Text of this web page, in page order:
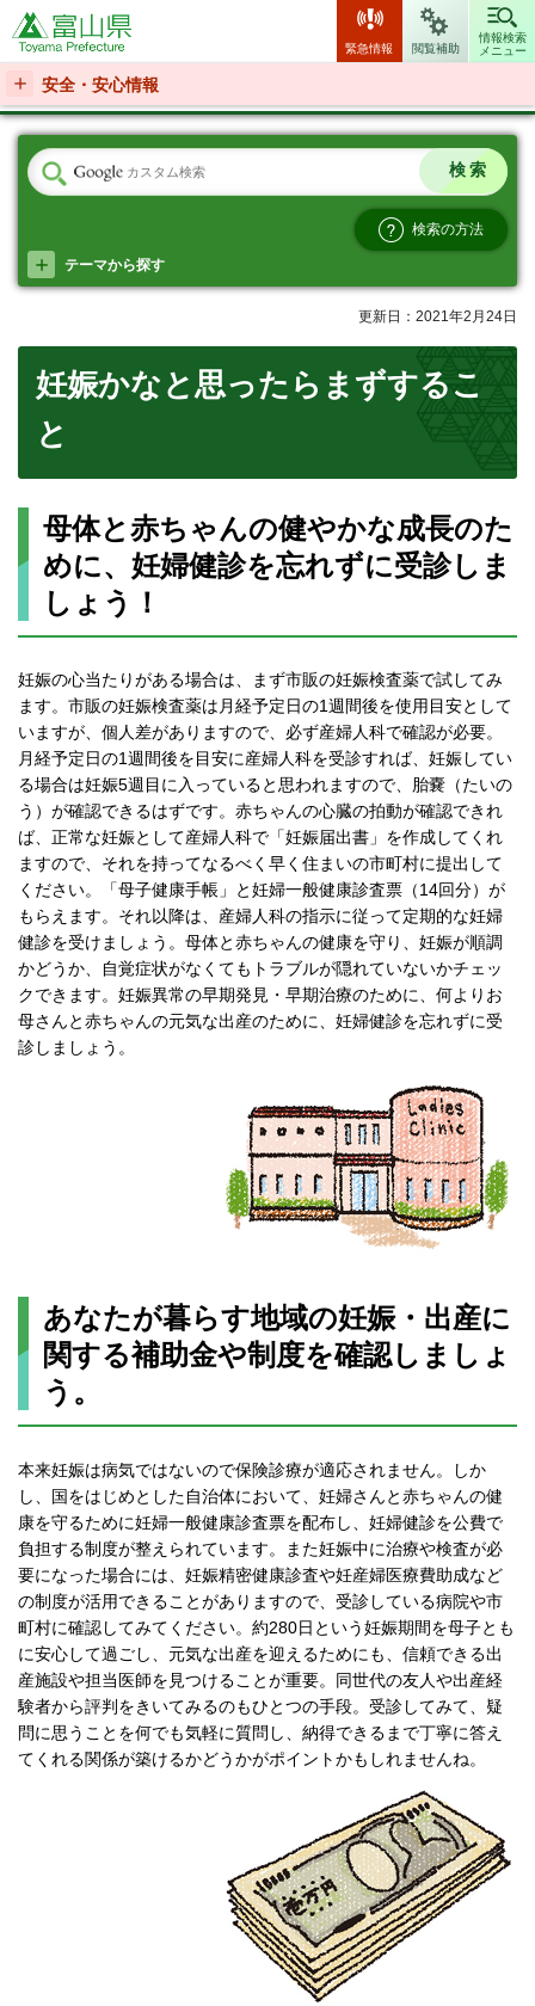
富山県
緊急情報 閲覧補助
情報検索
メニュー
安全・安心情報
検索の方法
テーマから探す
更新日：2021年2月24日
妊娠かなと思ったらまずするこ
と
母体と赤ちゃんの健やかな成長のた
めに、妊婦健診を忘れずに受診しま
しょう！
妊娠の心当たりがある場合は、まず市販の妊娠検査薬で試してみ
ます。市販の妊娠検査薬は月経予定日の1週間後を使用目安として
いますが、個人差がありますので、必ず産婦人科で確認が必要。
月経予定日の1週間後を目安に産婦人科を受診すれば、妊娠してい
る場合は妊娠5週目に入っていると思われますので、胎嚢（たいの
う）が確認できるはずです。赤ちゃんの心臓の拍動が確認できれ
ば、正常な妊娠として産婦人科で「妊娠届出書」を作成してくれ
ますので、それを持ってなるべく早く住まいの市町村に提出して
ください。「母子健康手帳」と妊婦一般健康診査票（14回分）が
もらえます。それ以降は、産婦人科の指示に従って定期的な妊婦
健診を受けましょう。母体と赤ちゃんの健康を守り、妊娠が順調
かどうか、自覚症状がなくてもトラブルが隠れていないかチェッ
クできます。妊娠異常の早期発見・早期治療のために、何よりお
母さんと赤ちゃんの元気な出産のために、妊婦健診を忘れずに受
診しましょう。
あなたが暮らす地域の妊娠・出産に
関する補助金や制度を確認しましょ
う。
本来妊娠は病気ではないので保険診療が適応されません。しか
し、国をはじめとした自治体において、妊婦さんと赤ちゃんの健
康を守るために妊婦一般健康診査票を配布し、妊婦健診を公費で
負担する制度が整えられています。また妊娠中に治療や検査が必
要になった場合には、妊娠精密健康診査や妊産婦医療費助成など
の制度が活用できることがありますので、受診している病院や市
町村に確認してみてください。約280日という妊娠期間を母子とも
に安心して過ごし、元気な出産を迎えるためにも、信頼できる出
産施設や担当医師を見つけることが重要。同世代の友人や出産経
験者から評判をきいてみるのもひとつの手段。受診してみて、疑
問に思うことを何でも気軽に質問し、納得できるまで丁寧に答え
てくれる関係が築けるかどうかがポイントかもしれませんね。